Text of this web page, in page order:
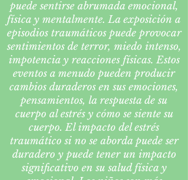
puede sentirse abrumada emocional,
física y mentalmente. La exposición a
episodios traumáticos puede provocar
sentimientos de terror, miedo intenso,
impotencia y reacciones físicas. Estos
eventos a menudo pueden producir
cambios duraderos en sus emociones,
pensamientos, la respuesta de su
cuerpo al estrés y cómo se siente su
cuerpo. El impacto del estrés
traumático si no se aborda puede ser
duradero y puede tener un impacto
significativo en su salud física y